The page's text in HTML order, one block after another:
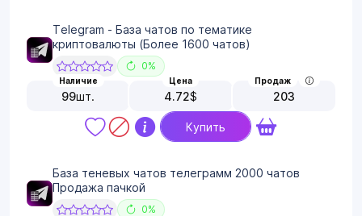
Telegram - База чатов по тематике
криптовалюты (Более 1600 чатов)
0%
Наличие
99шт.
Цена
4.72$
Продаж
203
Купить
База теневых чатов телеграмм 2000 чатов
Продажа пачкой
0%